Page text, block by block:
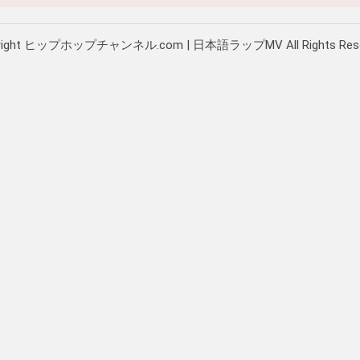
ヒップホップチャンネル.com | 日本語ラップMV All Rights